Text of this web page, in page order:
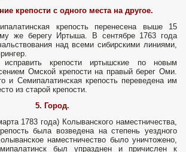
крепости с одного места на другое.
крепость перенесена выше 15
же берегу Иртыша. В сентябре 1763 года
над всеми сибирскими линиями,
крепости иртышские по новым
Омской крепости на правый берег Оми.
и Семипалатинская крепость переведена им
из старой крепости.
5. Город.
1783 года) Колыванского наместничества,
была возведена на степень уездного
наместничество было уничтожено,
был упразднен и причислен к